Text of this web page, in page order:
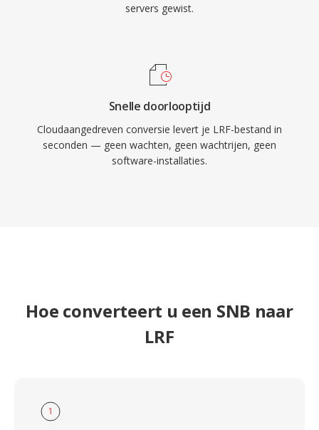
servers gewist.
Snelle doorlooptijd
Cloudaangedreven conversie levert je LRF-bestand in
seconden — geen wachten, geen wachtrijen, geen
software-installaties.
Hoe converteert u een SNB naar
LRF
1